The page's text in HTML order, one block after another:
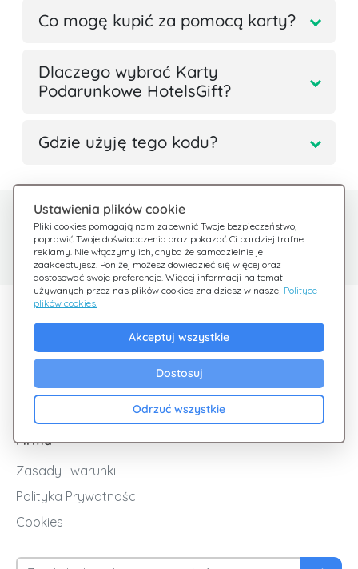
Co mogę kupić za pomocą karty?
Dlaczego wybrać Karty
Podarunkowe HotelsGift?
Gdzie użyję tego kodu?
Ustawienia plików cookie
Pliki cookies pomagają nam zapewnić Twoje bezpieczeństwo,
poprawić Twoje doświadczenia oraz pokazać Ci bardziej trafne
reklamy. Nie włączymy ich, chyba że samodzielnie je
zaakceptujesz. Poniżej możesz dowiedzieć się więcej oraz
dostosować swoje preferencje. Więcej informacji na temat
używanych przez nas plików cookies znajdziesz w naszej Polityce
plików cookies.
Akceptuj wszystkie
Dostosuj
Odrzuć wszystkie
Potrzebujesz pomocy?
Jesteśmy tu dla Ciebie
Centrum pomocy
Sprawdź nasze FAQ
Odkryj Giftsy
Cashback
Blog
Firma
Zasady i warunki
Polityka Prywatności
Cookies